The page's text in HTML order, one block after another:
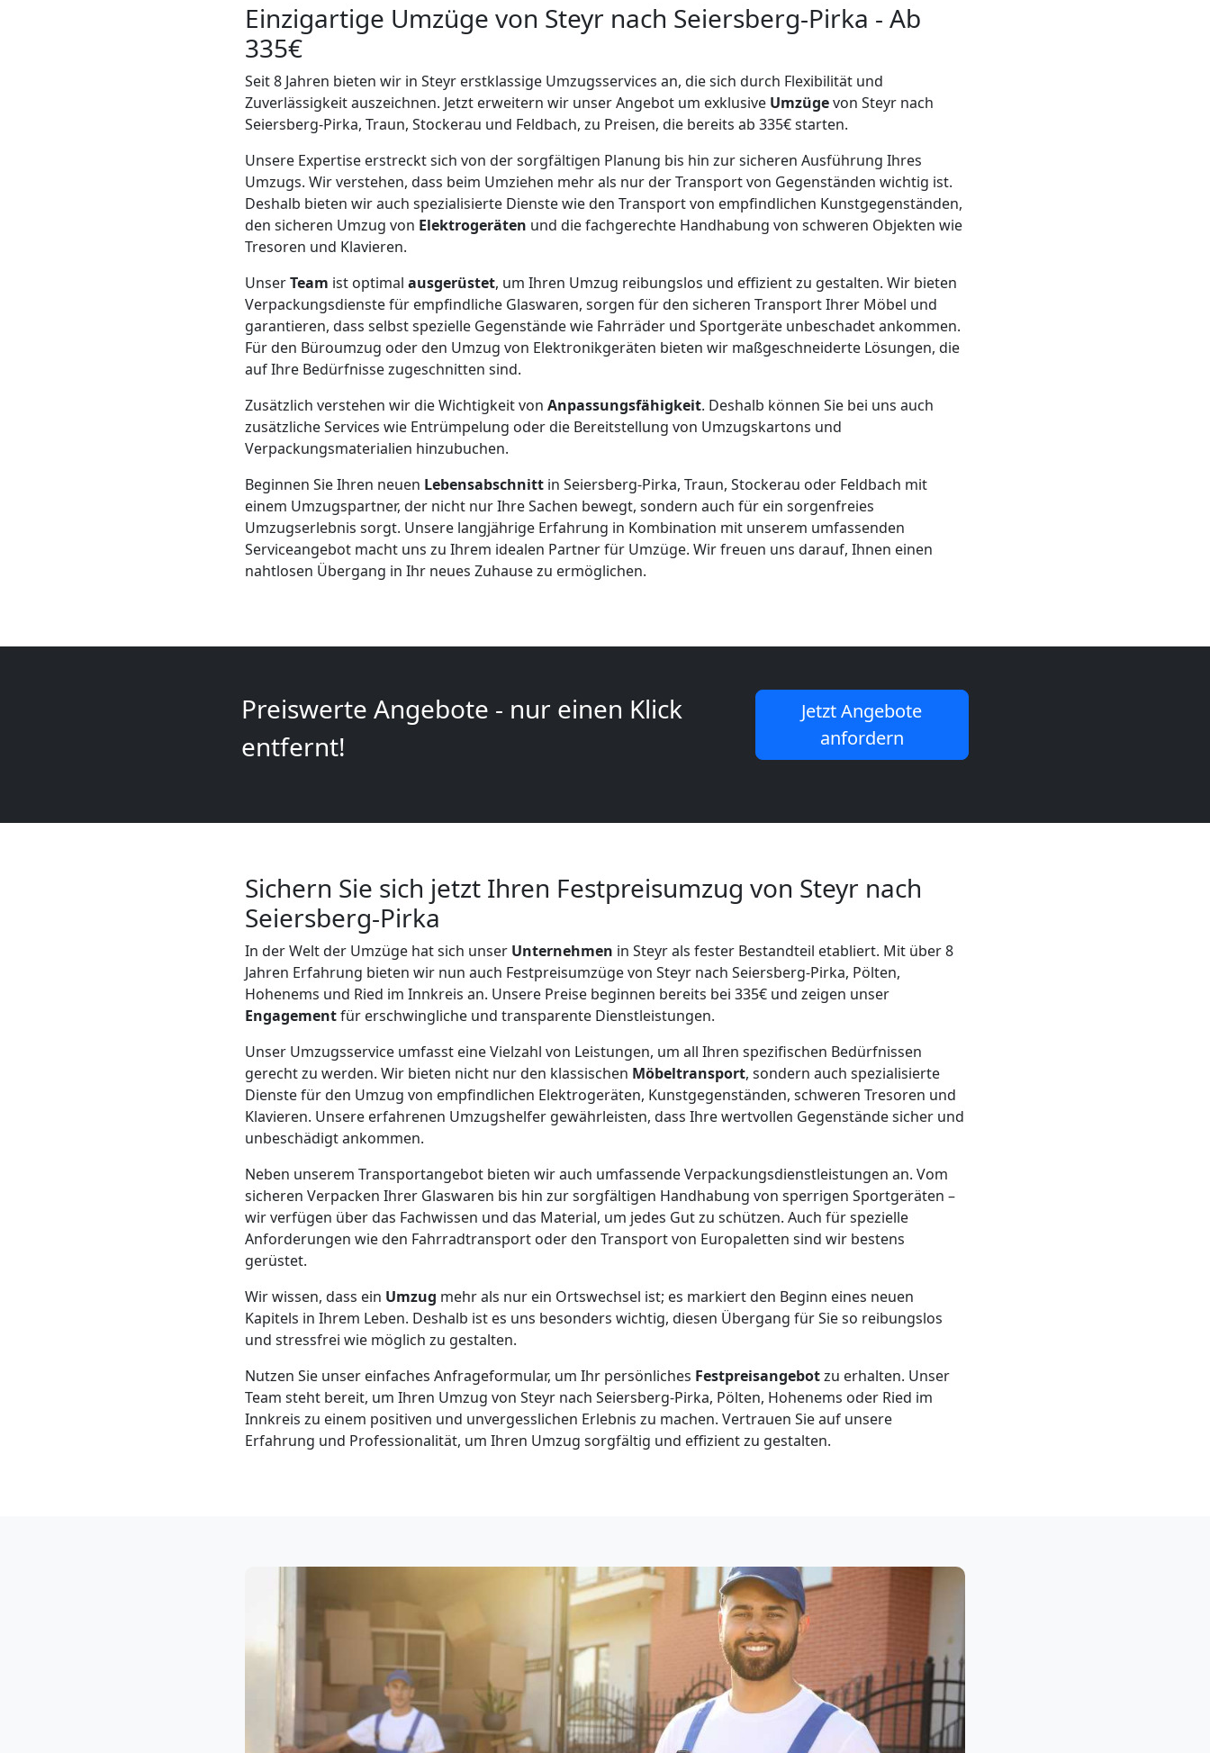
Einzigartige Umzüge von Steyr nach Seiersberg-Pirka - Ab
335€
Seit 8 Jahren bieten wir in Steyr erstklassige Umzugsservices an, die sich durch Flexibilität und
Zuverlässigkeit auszeichnen. Jetzt erweitern wir unser Angebot um exklusive Umzügevon Steyr nach
Seiersberg-Pirka, Traun, Stockerau und Feldbach, zu Preisen, die bereits ab 335€ starten.
Unsere Expertise erstreckt sich von der sorgfältigen Planung bis hin zur sicheren Ausführung Ihres
Umzugs. Wir verstehen, dass beim Umziehen mehr als nur der Transport von Gegenständen wichtig ist.
Deshalb bieten wir auch spezialisierte Dienste wie den Transport von empfindlichen Kunstgegenständen,
den sicheren Umzug von Elektrogeräten und die fachgerechte Handhabung von schweren Objekten wie
Tresoren und Klavieren.
UnserTeam ist optimal ausgerüstet, um Ihren Umzug reibungslos und effizient zu gestalten. Wir bieten
Verpackungsdienste für empfindliche Glaswaren, sorgen für den sicheren Transport Ihrer Möbel und
garantieren, dass selbst spezielle Gegenstände wie Fahrräder und Sportgeräte unbeschadet ankommen.
Für den Büroumzug oder den Umzug von Elektronikgeräten bieten wir maßgeschneiderte Lösungen, die
auf Ihre Bedürfnisse zugeschnitten sind.
Zusätzlich verstehen wir die Wichtigkeit von Anpassungsfähigkeit. Deshalb können Sie bei uns auch
zusätzliche Services wie Entrümpelung oder die Bereitstellung von Umzugskartons und
Verpackungsmaterialien hinzubuchen.
Beginnen Sie Ihren neuen Lebensabschnitt in Seiersberg-Pirka, Traun, Stockerau oder Feldbach mit
einem Umzugspartner, der nicht nur Ihre Sachen bewegt, sondern auch für ein sorgenfreies
Umzugserlebnis sorgt. Unsere langjährige Erfahrung in Kombination mit unserem umfassenden
Serviceangebot macht uns zu Ihrem idealen Partner für Umzüge. Wir freuen uns darauf, Ihnen einen
nahtlosen Übergang in Ihr neues Zuhause zu ermöglichen.
Preiswerte Angebote - nur einen Klick
entfernt!
Jetzt Angebote
anfordern
Sichern Sie sich jetzt Ihren Festpreisumzug von Steyr nach
Seiersberg-Pirka
In der Welt der Umzüge hat sich unser Unternehmen in Steyr als fester Bestandteil etabliert. Mit über 8
Jahren Erfahrung bieten wir nun auch Festpreisumzüge von Steyr nach Seiersberg-Pirka, Pölten,
Hohenems und Ried im Innkreis an. Unsere Preise beginnen bereits bei 335€ und zeigen unser
Engagementfür erschwingliche und transparente Dienstleistungen.
Unser Umzugsservice umfasst eine Vielzahl von Leistungen, um all Ihren spezifischen Bedürfnissen
gerecht zu werden. Wir bieten nicht nur den klassischen Möbeltransport, sondern auch spezialisierte
Dienste für den Umzug von empfindlichen Elektrogeräten, Kunstgegenständen, schweren Tresoren und
Klavieren. Unsere erfahrenen Umzugshelfer gewährleisten, dass Ihre wertvollen Gegenstände sicher und
unbeschädigt ankommen.
Neben unserem Transportangebot bieten wir auch umfassende Verpackungsdienstleistungen an. Vom
sicheren Verpacken Ihrer Glaswaren bis hin zur sorgfältigen Handhabung von sperrigen Sportgeräten –
wir verfügen über das Fachwissen und das Material, um jedes Gut zu schützen. Auch für spezielle
Anforderungen wie den Fahrradtransport oder den Transport von Europaletten sind wir bestens
gerüstet.
Wir wissen, dass ein Umzug mehr als nur ein Ortswechsel ist; es markiert den Beginn eines neuen
Kapitels in Ihrem Leben. Deshalb ist es uns besonders wichtig, diesen Übergang für Sie so reibungslos
und stressfrei wie möglich zu gestalten.
Nutzen Sie unser einfaches Anfrageformular, um Ihr persönliches Festpreisangebotzu erhalten. Unser
Team steht bereit, um Ihren Umzug von Steyr nach Seiersberg-Pirka, Pölten, Hohenems oder Ried im
Innkreis zu einem positiven und unvergesslichen Erlebnis zu machen. Vertrauen Sie auf unsere
Erfahrung und Professionalität, um Ihren Umzug sorgfältig und effizient zu gestalten.
Klaviertransport